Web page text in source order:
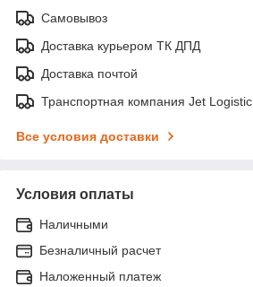
Самовывоз
Доставка курьером ТК ДПД
Доставка почтой
Транспортная компания Jet Logistic
Все условия доставки
Условия оплаты
Наличными
Безналичный расчет
Наложенный платеж